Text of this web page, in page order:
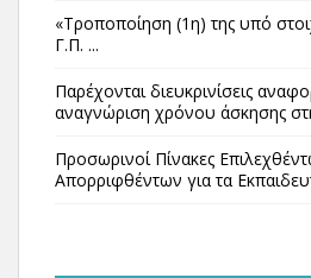
«Τροποποίηση (1η) της υπό
Γ.Π. ...
Παρέχονται διευκρινίσεις
αναγνώριση χρόνου άσκησης
Προσωρινοί Πίνακες
Απορριφθέντων για τα